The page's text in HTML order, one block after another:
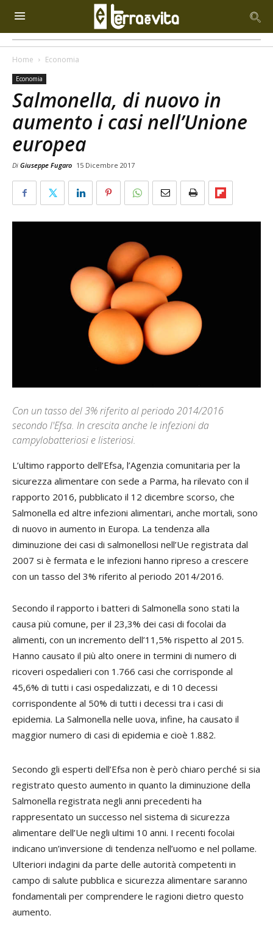
Home Economia
Economia
Salmonella, di nuovo in
aumento i casi nell’Unione
europea
Di Giuseppe Fugaro 15 Dicembre 2017
Con un tasso del 3% riferito al periodo 2014/2016
secondo l'Efsa. In crescita anche le infezioni da
campylobatteriosi e listeriosi.
L’ultimo rapporto dell’Efsa, l’Agenzia comunitaria per la
sicurezza alimentare con sede a Parma, ha rilevato con il
rapporto 2016, pubblicato il 12 dicembre scorso, che
Salmonella ed altre infezioni alimentari, anche mortali, sono
di nuovo in aumento in Europa. La tendenza alla
diminuzione dei casi di salmonellosi nell’Ue registrata dal
2007 si è fermata e le infezioni hanno ripreso a crescere
con un tasso del 3% riferito al periodo 2014/2016.
Secondo il rapporto i batteri di Salmonella sono stati la
causa più comune, per il 23,3% dei casi di focolai da
alimenti, con un incremento dell’11,5% rispetto al 2015.
Hanno causato il più alto onere in termini di numero di
ricoveri ospedalieri con 1.766 casi che corrisponde al
45,6% di tutti i casi ospedalizzati, e di 10 decessi
corrispondente al 50% di tutti i decessi tra i casi di
epidemia. La Salmonella nelle uova, infine, ha causato il
maggior numero di casi di epidemia e cioè 1.882.
Secondo gli esperti dell’Efsa non è però chiaro perché si sia
registrato questo aumento in quanto la diminuzione della
Salmonella registrata negli anni precedenti ha
rappresentato un successo nel sistema di sicurezza
alimentare dell’Ue negli ultimi 10 anni. I recenti focolai
indicano un’inversione di tendenza nell’uomo e nel pollame.
Ulteriori indagini da parte delle autorità competenti in
campo di salute pubblica e sicurezza alimentare saranno
fondamentali per comprendere le ragioni dietro questo
aumento.